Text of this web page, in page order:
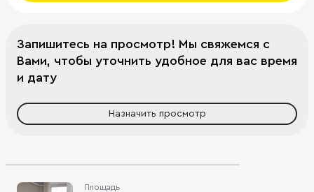
Запишитесь на просмотр! Мы свяжемся с
Вами, чтобы уточнить удобное для вас время
и дату
Назначить просмотр
Площадь